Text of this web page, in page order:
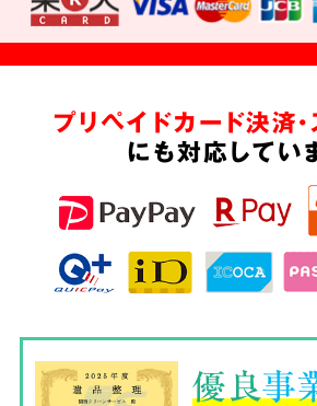
プリペイドカード決済
にも対応してい
優良事